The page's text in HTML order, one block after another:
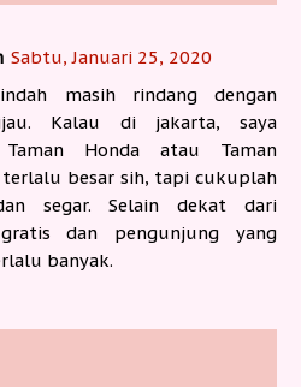
Sabtu, Januari 25, 2020
masih rindang dengan
Kalau di jakarta, saya
Honda atau Taman
besar sih, tapi cukuplah
segar. Selain dekat dari
dan pengunjung yang
banyak.